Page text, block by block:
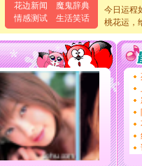
花边新闻
魔鬼辞典
情感测试
生活笑话
卖了。水
[春节]风
颜！冬去
道一声平
[春节]传
片叶子是
送你一
[圣诞节]
你太多
要平安
[圣诞节]
能正大
天都要快
今日运程
桃花运，